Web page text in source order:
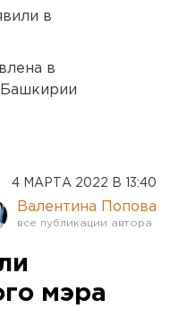
в
в
Башкирии
4 МАРТА 2022 В 13:40
Валентина Попова
мэра